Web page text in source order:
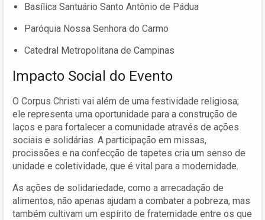
Basílica Santuário Santo Antônio de Pádua
Paróquia Nossa Senhora do Carmo
Catedral Metropolitana de Campinas
Impacto Social do Evento
O Corpus Christi vai além de uma festividade religiosa;
ele representa uma oportunidade para a construção de
laços e para fortalecer a comunidade através de ações
sociais e solidárias. A participação em missas,
procissões e na confecção de tapetes cria um senso de
unidade e coletividade, que é vital para a modernidade.
As ações de solidariedade, como a arrecadação de
alimentos, não apenas ajudam a combater a pobreza, mas
também cultivam um espírito de fraternidade entre os que